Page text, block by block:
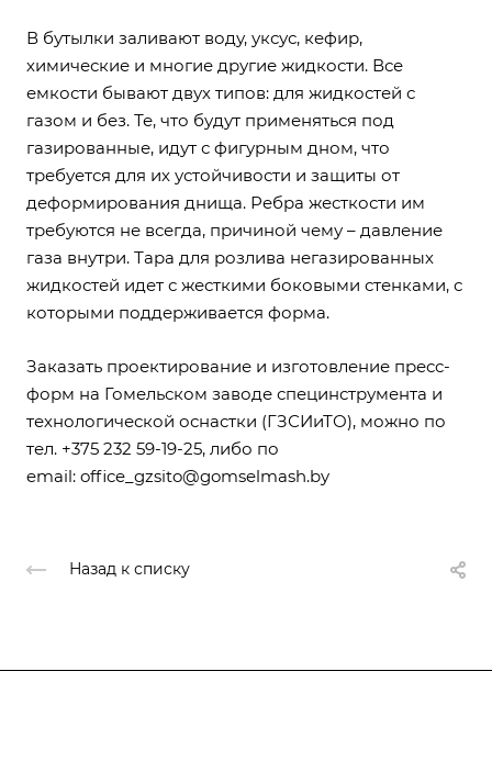
В бутылки заливают воду, уксус, кефир,
химические и многие другие жидкости. Все
емкости бывают двух типов: для жидкостей с
газом и без. Те, что будут применяться под
газированные, идут с фигурным дном, что
требуется для их устойчивости и защиты от
деформирования днища. Ребра жесткости им
требуются не всегда, причиной чему – давление
газа внутри. Тара для розлива негазированных
жидкостей идет с жесткими боковыми стенками, с
которыми поддерживается форма.
Заказать проектирование и изготовление пресс-
форм на Гомельском заводе специнструмента и
технологической оснастки (ГЗСИиТО), можно по
тел. +375 232 59-19-25, либо по
email: office_gzsito@gomselmash.by
Назад к списку